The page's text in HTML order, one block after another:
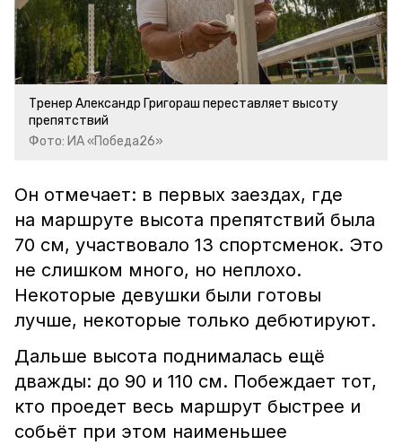
Тренер Александр Григораш переставляет высоту
препятствий
Фото: ИА «Победа26»
Он отмечает: в первых заездах, где
на маршруте высота препятствий была
70 см, участвовало 13 спортсменок. Это
не слишком много, но неплохо.
Некоторые девушки были готовы
лучше, некоторые только дебютируют.
Дальше высота поднималась ещё
дважды: до 90 и 110 см. Побеждает тот,
кто проедет весь маршрут быстрее и
собьёт при этом наименьшее